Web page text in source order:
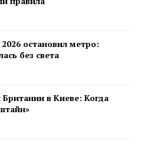
СЕЙЧАС
2026 остановил метро:
без света
в Киеве: Когда